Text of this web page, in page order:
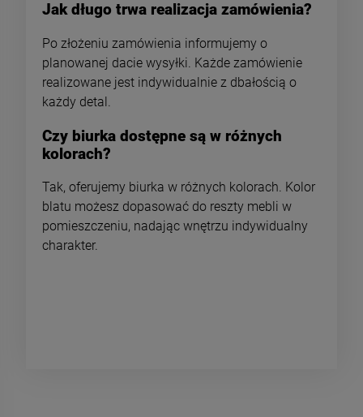
Jak długo trwa realizacja zamówienia?
Po złożeniu zamówienia informujemy o
planowanej dacie wysyłki. Każde zamówienie
realizowane jest indywidualnie z dbałością o
każdy detal.
Czy biurka dostępne są w różnych
kolorach?
Tak, oferujemy biurka w różnych kolorach. Kolor
blatu możesz dopasować do reszty mebli w
pomieszczeniu, nadając wnętrzu indywidualny
charakter.